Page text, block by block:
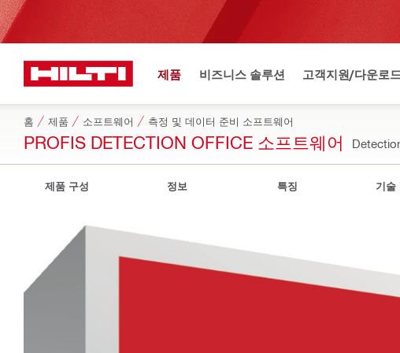
제품 비즈니스 솔루션 고객지원/다운로드
홈 제품 소프트웨어 측정 및 데이터 준비 소프트웨어
PROFIS DETECTION OFFICE 소프트웨어
제품 구성 정보 특징 기술